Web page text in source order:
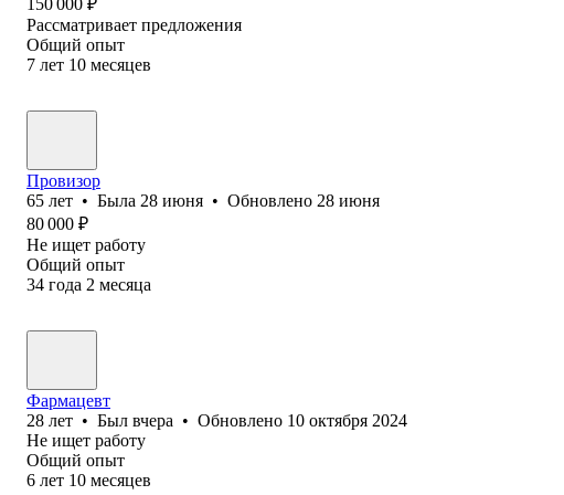
Рассматривает предложения
Общий опыт
7 лет 10 месяцев
Провизор
65 лет • Была 28 июня • Обновлено 28 июня
80 000 ₽
Не ищет работу
Общий опыт
34 года 2 месяца
Фармацевт
28 лет • Был вчера • Обновлено 10 октября 2024
Не ищет работу
Общий опыт
6 лет 10 месяцев